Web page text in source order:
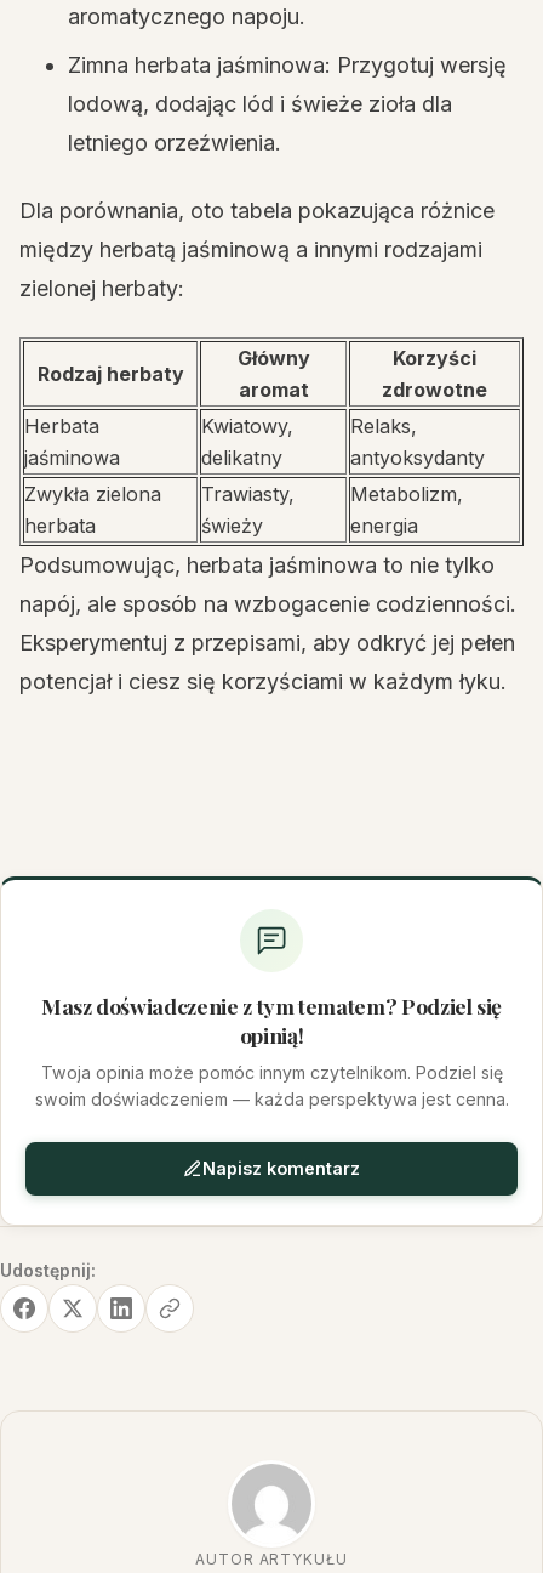
aromatycznego napoju.
Zimna herbata jaśminowa: Przygotuj wersję
lodową, dodając lód i świeże zioła dla
letniego orzeźwienia.
Dla porównania, oto tabela pokazująca różnice
między herbatą jaśminową a innymi rodzajami
zielonej herbaty:
Rodzaj herbaty
Główny
aromat
Korzyści
zdrowotne
Herbata
jaśminowa
Kwiatowy,
delikatny
Relaks,
antyoksydanty
Zwykła zielona
herbata
Trawiasty,
świeży
Metabolizm,
energia
Podsumowując, herbata jaśminowa to nie tylko
napój, ale sposób na wzbogacenie codzienności.
Eksperymentuj z przepisami, aby odkryć jej pełen
potencjał i ciesz się korzyściami w każdym łyku.
Masz doświadczenie z tym tematem? Podziel się
opinią!
Twoja opinia może pomóc innym czytelnikom. Podziel się
swoim doświadczeniem — każda perspektywa jest cenna.
Napisz komentarz
Udostępnij:
AUTOR ARTYKUŁU